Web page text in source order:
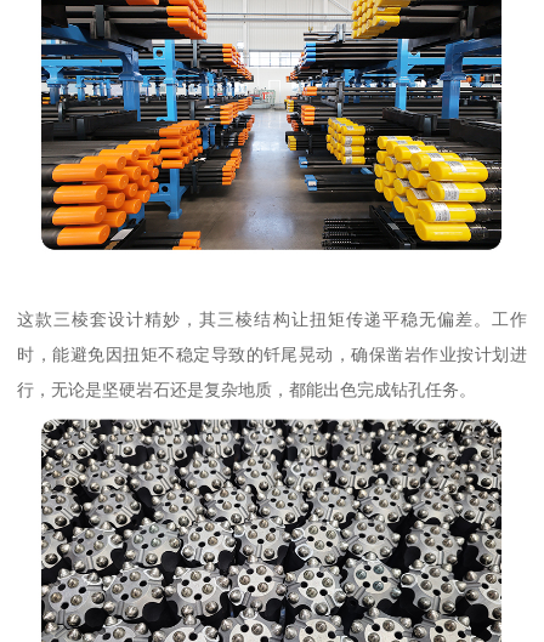
这款三棱套设计精妙，其三棱结构让扭矩传递平稳无偏差。工作
时，能避免因扭矩不稳定导致的钎尾晃动，确保凿岩作业按计划进
行，无论是坚硬岩石还是复杂地质，都能出色完成钻孔任务。